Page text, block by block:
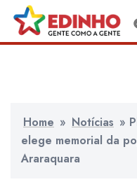
para
o
Home » Notícias »
elege memorial da
Araraquara